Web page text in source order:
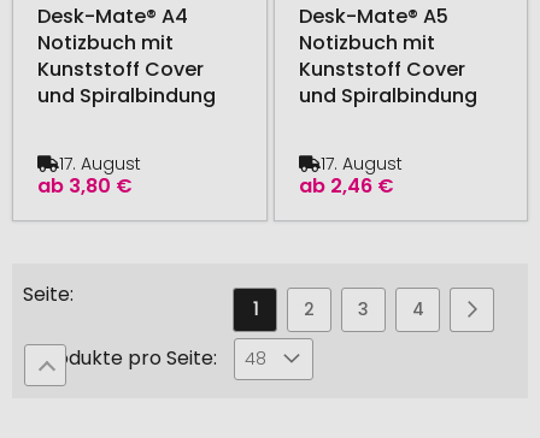
Desk-Mate® A4
Notizbuch mit
Kunststoff Cover
und Spiralbindung
ab 3,80 €
17. August
Desk-Mate® A5
Notizbuch mit
Kunststoff Cover
und Spiralbindung
ab 2,46 €
17. August
Seite
Sie
lesen
gerade
1 Seite
2 Seite
3 Seite
4 Seite
5
Produkte pro Seite: 48